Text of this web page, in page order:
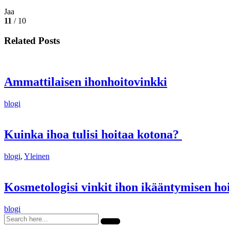
Jaa
11 / 10
Related Posts
Ammattilaisen ihonhoitovinkki
blogi
Kuinka ihoa tulisi hoitaa kotona?
blogi, Yleinen
Kosmetologisi vinkit ihon ikääntymisen
blogi